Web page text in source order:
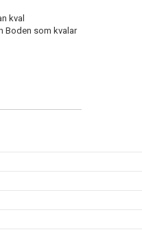
kval
Boden som kvalar